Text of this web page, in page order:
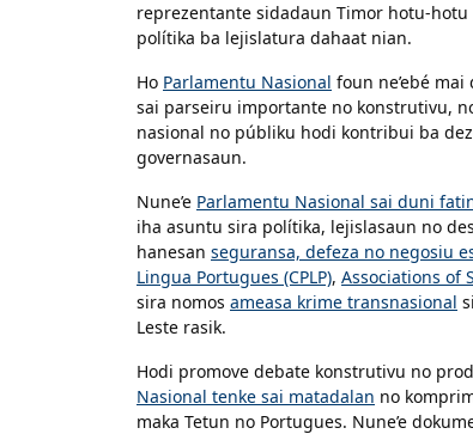
reprezentante sidadaun Timor hotu-
polítika ba lejislatura dahaat nian.
Ho Parlamentu Nasional foun ne’ebé
sai parseiru importante no konstrutivu,
nasional no públiku hodi kontribui ba
governasaun.
Nune’e Parlamentu Nasional sai duni
iha asuntu sira polítika, lejislasaun no
hanesan seguransa, defeza no negosiu
Lingua Portugues (CPLP), Associations of
sira nomos ameasa krime transnasional
Leste rasik.
Hodi promove debate konstrutivu no
Nasional tenke sai matadalan no
maka Tetun no Portugues. Nune’e